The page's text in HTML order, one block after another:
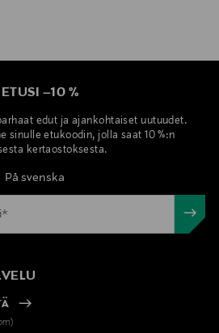
ETUSI –10 %
edut ja ajankohtaiset uutuudet.
sinulle etukoodin, jolla saat 10 %:n
kertaostoksesta.
På svenska